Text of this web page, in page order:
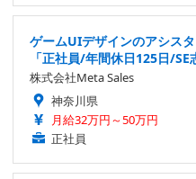
ゲームUIデザインのアシス
「正社員/年間休日125日/
株式会社Meta Sales
神奈川県
月給32万円～50万円
正社員